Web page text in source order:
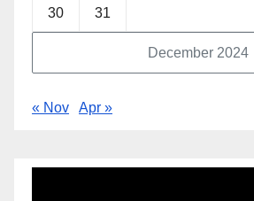
December 2024
30 31
« Nov Apr »